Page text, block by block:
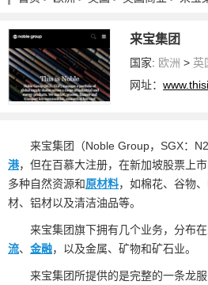
来宝集团
国家: 欧洲 > 英
网址：
来宝集团（Noble Group，SGX：
港，但在百慕大注册，在新加坡股票上
多种自然资源和原材料，如棉花、谷物、
材、铝材以及清洁油品等。
来宝集团旗下拥有几个业务，分布
流、 金融，以及金属、矿物和矿石业。
来宝集团所提供的是完整的一条龙